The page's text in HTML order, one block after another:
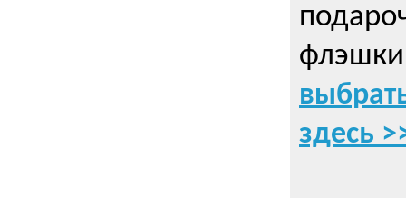
здесь